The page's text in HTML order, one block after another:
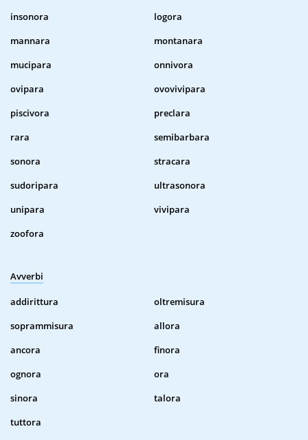
insonora
logora
mannara
montanara
mucipara
onnivora
ovipara
ovovivipara
piscivora
preclara
rara
semibarbara
sonora
stracara
sudoripara
ultrasonora
unipara
vivipara
zoofora
Avverbi
addirittura
oltremisura
soprammisura
allora
ancora
finora
ognora
ora
sinora
talora
tuttora